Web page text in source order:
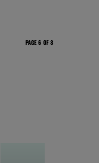
PAGE 6 OF 8